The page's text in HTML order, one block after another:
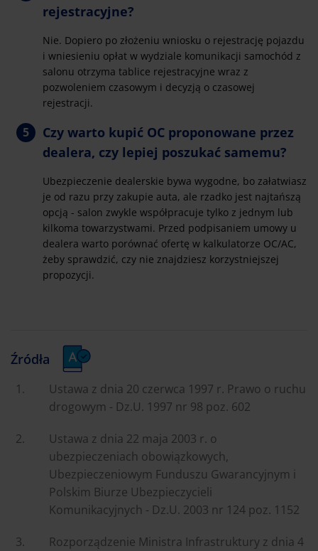
rejestracyjne?
Nie. Dopiero po złożeniu wniosku o rejestrację pojazdu
i wniesieniu opłat w wydziale komunikacji samochód z
salonu otrzyma tablice rejestracyjne wraz z
pozwoleniem czasowym i decyzją o czasowej
rejestracji.
Czy warto kupić OC proponowane przez
dealera, czy lepiej poszukać samemu?
Ubezpieczenie dealerskie bywa wygodne, bo załatwiasz
je od razu przy zakupie auta, ale rzadko jest najtańszą
opcją - salon zwykle współpracuje tylko z jednym lub
kilkoma towarzystwami. Przed podpisaniem umowy u
dealera warto porównać ofertę w kalkulatorze OC/AC,
żeby sprawdzić, czy nie znajdziesz korzystniejszej
propozycji.
Źródła
Ustawa z dnia 20 czerwca 1997 r. Prawo o ruchu
drogowym - Dz.U. 1997 nr 98 poz. 602
Ustawa z dnia 22 maja 2003 r. o
ubezpieczeniach obowiązkowych,
Ubezpieczeniowym Funduszu Gwarancyjnym i
Polskim Biurze Ubezpieczycieli
Komunikacyjnych - Dz.U. 2003 nr 124 poz. 1152
Rozporządzenie Ministra Infrastruktury z dnia 4